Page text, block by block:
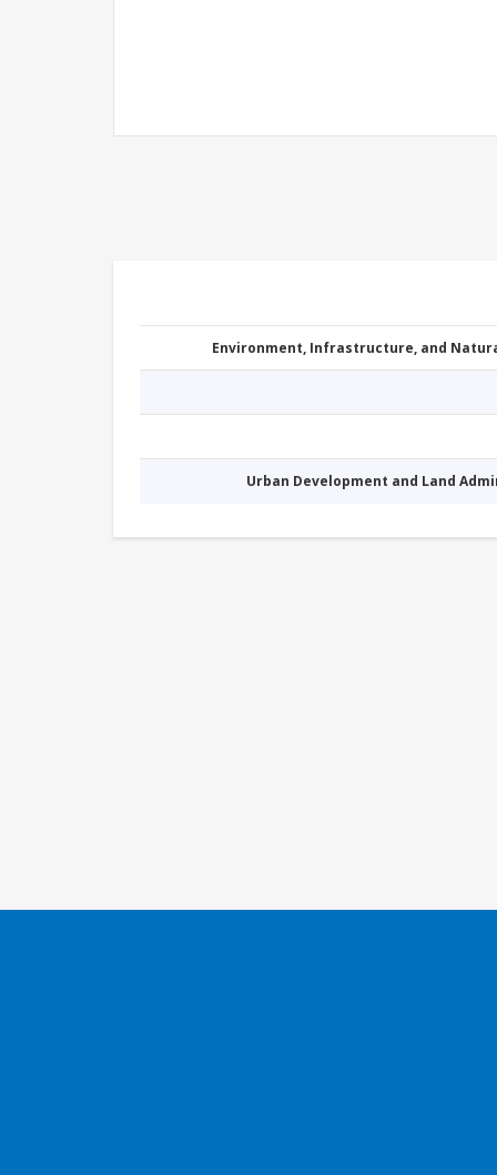
Environment, Infrastructure, and
Urban Development and Land